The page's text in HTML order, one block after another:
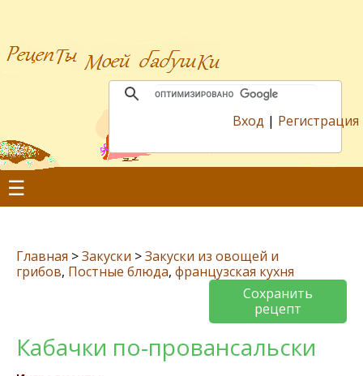
Вход | Регистрация
☰
Главная >Закуски >Закуски из овощей и
грибов, Постные блюда, французская кухня
Сохранить
рецепт
Кабачки по-провансальски